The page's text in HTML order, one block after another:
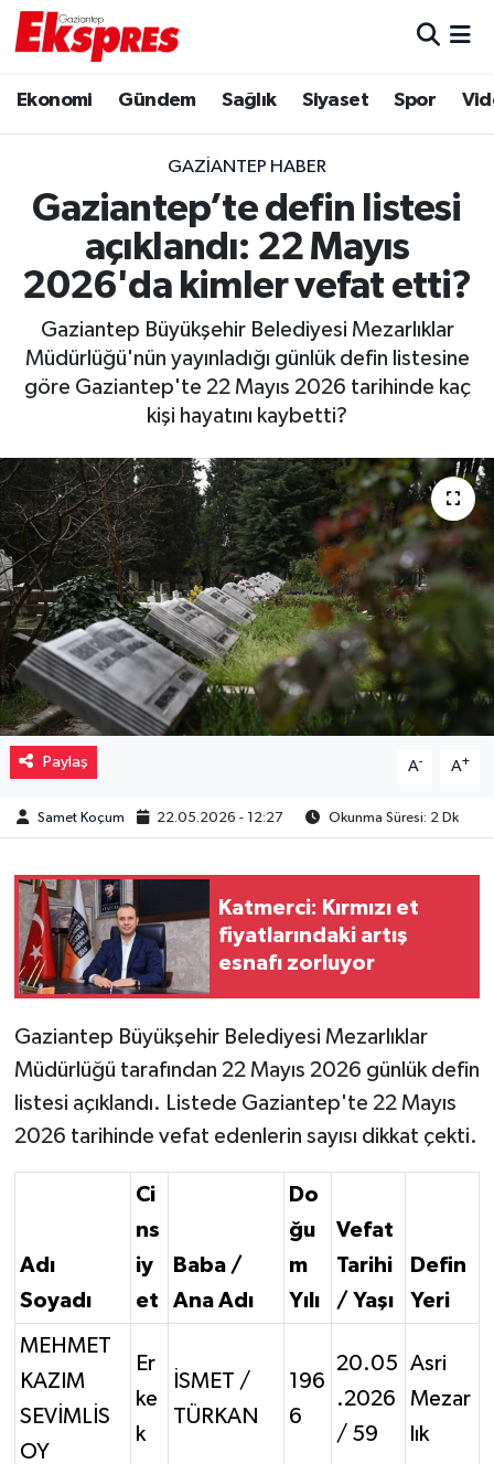
Ekonomi Gündem Sağlık Siyaset Spor
GAZIANTEP HABER
Gaziantep’te defin listesi
açıklandı: 22 Mayıs
2026'da kimler vefat etti?
Gaziantep Büyükşehir Belediyesi Mezarlıklar
Müdürlüğü'nün yayınladığı günlük defin listesine
göre Gaziantep'te 22 Mayıs 2026 tarihinde kaç
kişi hayatını kaybetti?
Paylaş A- A+
Samet Koçum 22.05.2026 - 12:27 Okunma Süresi: 2 Dk
Katmerci: Kırmızı et
fiyatlarındaki artış
esnafı zorluyor
Gaziantep Büyükşehir Belediyesi Mezarlıklar
Müdürlüğü tarafından 22 Mayıs 2026 günlük defin
listesi açıklandı. Listede Gaziantep'te 22 Mayıs
2026 tarihinde vefat edenlerin sayısı dikkat çekti.
Adı
Soyadı
Ci
ns
iy
et
Baba /
Ana Adı
Do
ğu
m
Yılı
Vefat
Tarihi
/ Yaşı
Defin
Yeri
MEHMET
KAZIM
SEVİMLİS
OY
Er
ke
k
İSMET /
TÜRKAN
196
6
20.05
.2026
/ 59
Asri
Mezar
lık
Ekonomi
Gaziantep son dakika
Genel
Haberler
Kültür Sanat
Magazin
Müzik
Piyasa
Resmi İlanlar
Sağlık
Sinemalar
Siyaset
Spor
Teknoloji
Türkiye
Video Haber
Yaşam
Trafik Durumu
Puan Durumu ve Fikstür
Tüm Manşetler
Haber Arşivi